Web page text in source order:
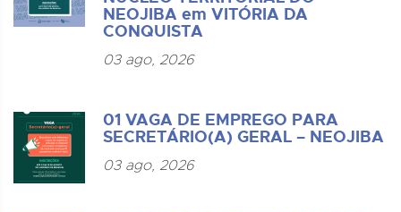
NEOJIBA em VITÓRIA DA
CONQUISTA
03 ago, 2026
01 VAGA DE EMPREGO PARA
SECRETÁRIO(A) GERAL – NEOJIBA
03 ago, 2026